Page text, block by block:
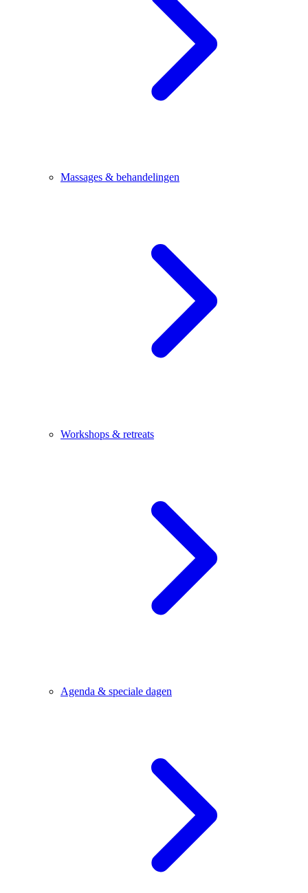
Massages & behandelingen
Workshops & retreats
Agenda & speciale dagen